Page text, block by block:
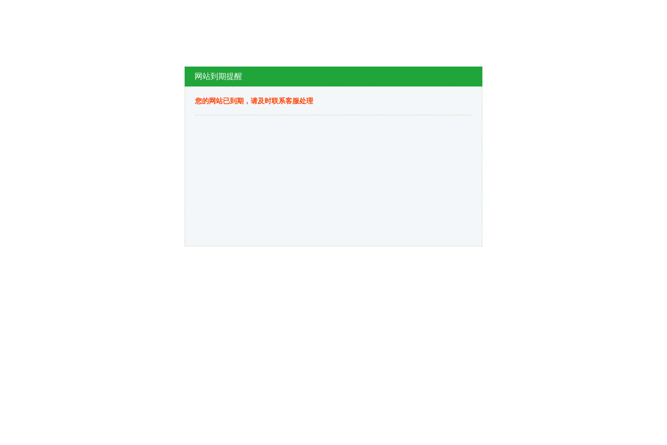
网站到期提醒
您的网站已到期，请及时联系客服处理